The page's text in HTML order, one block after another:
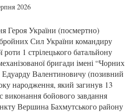
2026
Героя України (посмертно)
Сил України командиру
роти 1 стрілецького батальйону
бригади імені “Чорних
Едуарду Валентиновичу (позивний
народження, який загинув 13
виконання бойового завдання
Вершина Бахмутського району